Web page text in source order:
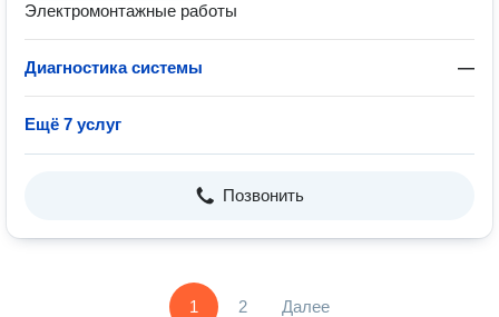
Электромонтажные работы
Диагностика системы —
Ещё 7 услуг
Позвонить
1 2 Далее